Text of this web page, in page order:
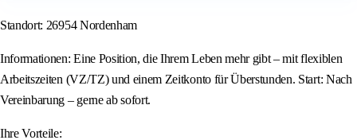
Standort: 26954 Nordenham
Informationen: Eine Position, die Ihrem Leben mehr gibt – mit flexiblen
Arbeitszeiten (VZ/TZ) und einem Zeitkonto für Überstunden. Start: Nach
Vereinbarung – gerne ab sofort.
Ihre Vorteile: